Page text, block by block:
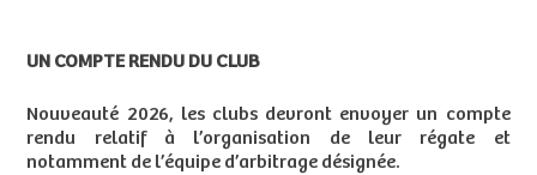
UN COMPTE RENDU DU CLUB
Nouveauté 2026, les clubs devront envoyer un compte
rendu relatif à l’organisation de leur régate et
notamment de l’équipe d’arbitrage désignée.